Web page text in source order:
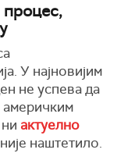
У најновијим
не успева да
америчким
актуелно
наштетило.